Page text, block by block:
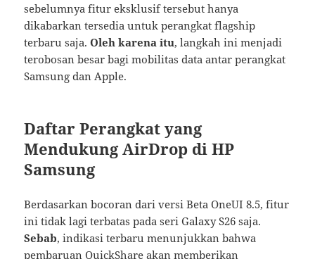
sebelumnya fitur eksklusif tersebut hanya
dikabarkan tersedia untuk perangkat flagship
terbaru saja.Oleh karena itu, langkah ini menjadi
terobosan besar bagi mobilitas data antar perangkat
Samsung dan Apple.
Daftar Perangkat yang
Mendukung AirDrop di HP
Samsung
Berdasarkan bocoran dari versi Beta OneUI 8.5, fitur
ini tidak lagi terbatas pada seri Galaxy S26 saja.
Sebab, indikasi terbaru menunjukkan bahwa
pembaruan QuickShare akan memberikan